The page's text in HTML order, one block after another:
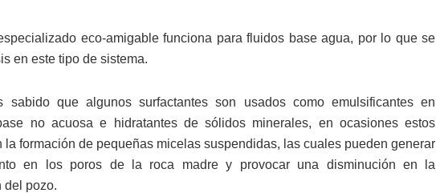
eco-amigable funciona para fluidos base agua, por lo que se
en este tipo de sistema.
sabido que algunos surfactantes son usados como emulsificantes en
no acuosa e hidratantes de sólidos minerales, en ocasiones estos
la formación de pequeñas micelas suspendidas, las cuales pueden generar
en los poros de la roca madre y provocar una disminución en la
del pozo.